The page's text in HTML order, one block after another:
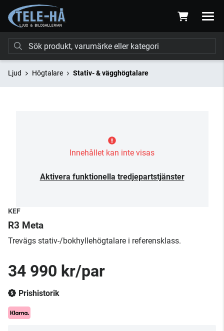
Ljud Högtalare Stativ- & vägghögtalare
Innehållet kan inte visas
Aktivera funktionella tredjepartstjänster
KEF
R3 Meta
Trevägs stativ-/bokhyllehögtalare i referensklass.
34 990 kr/par
Prishistorik